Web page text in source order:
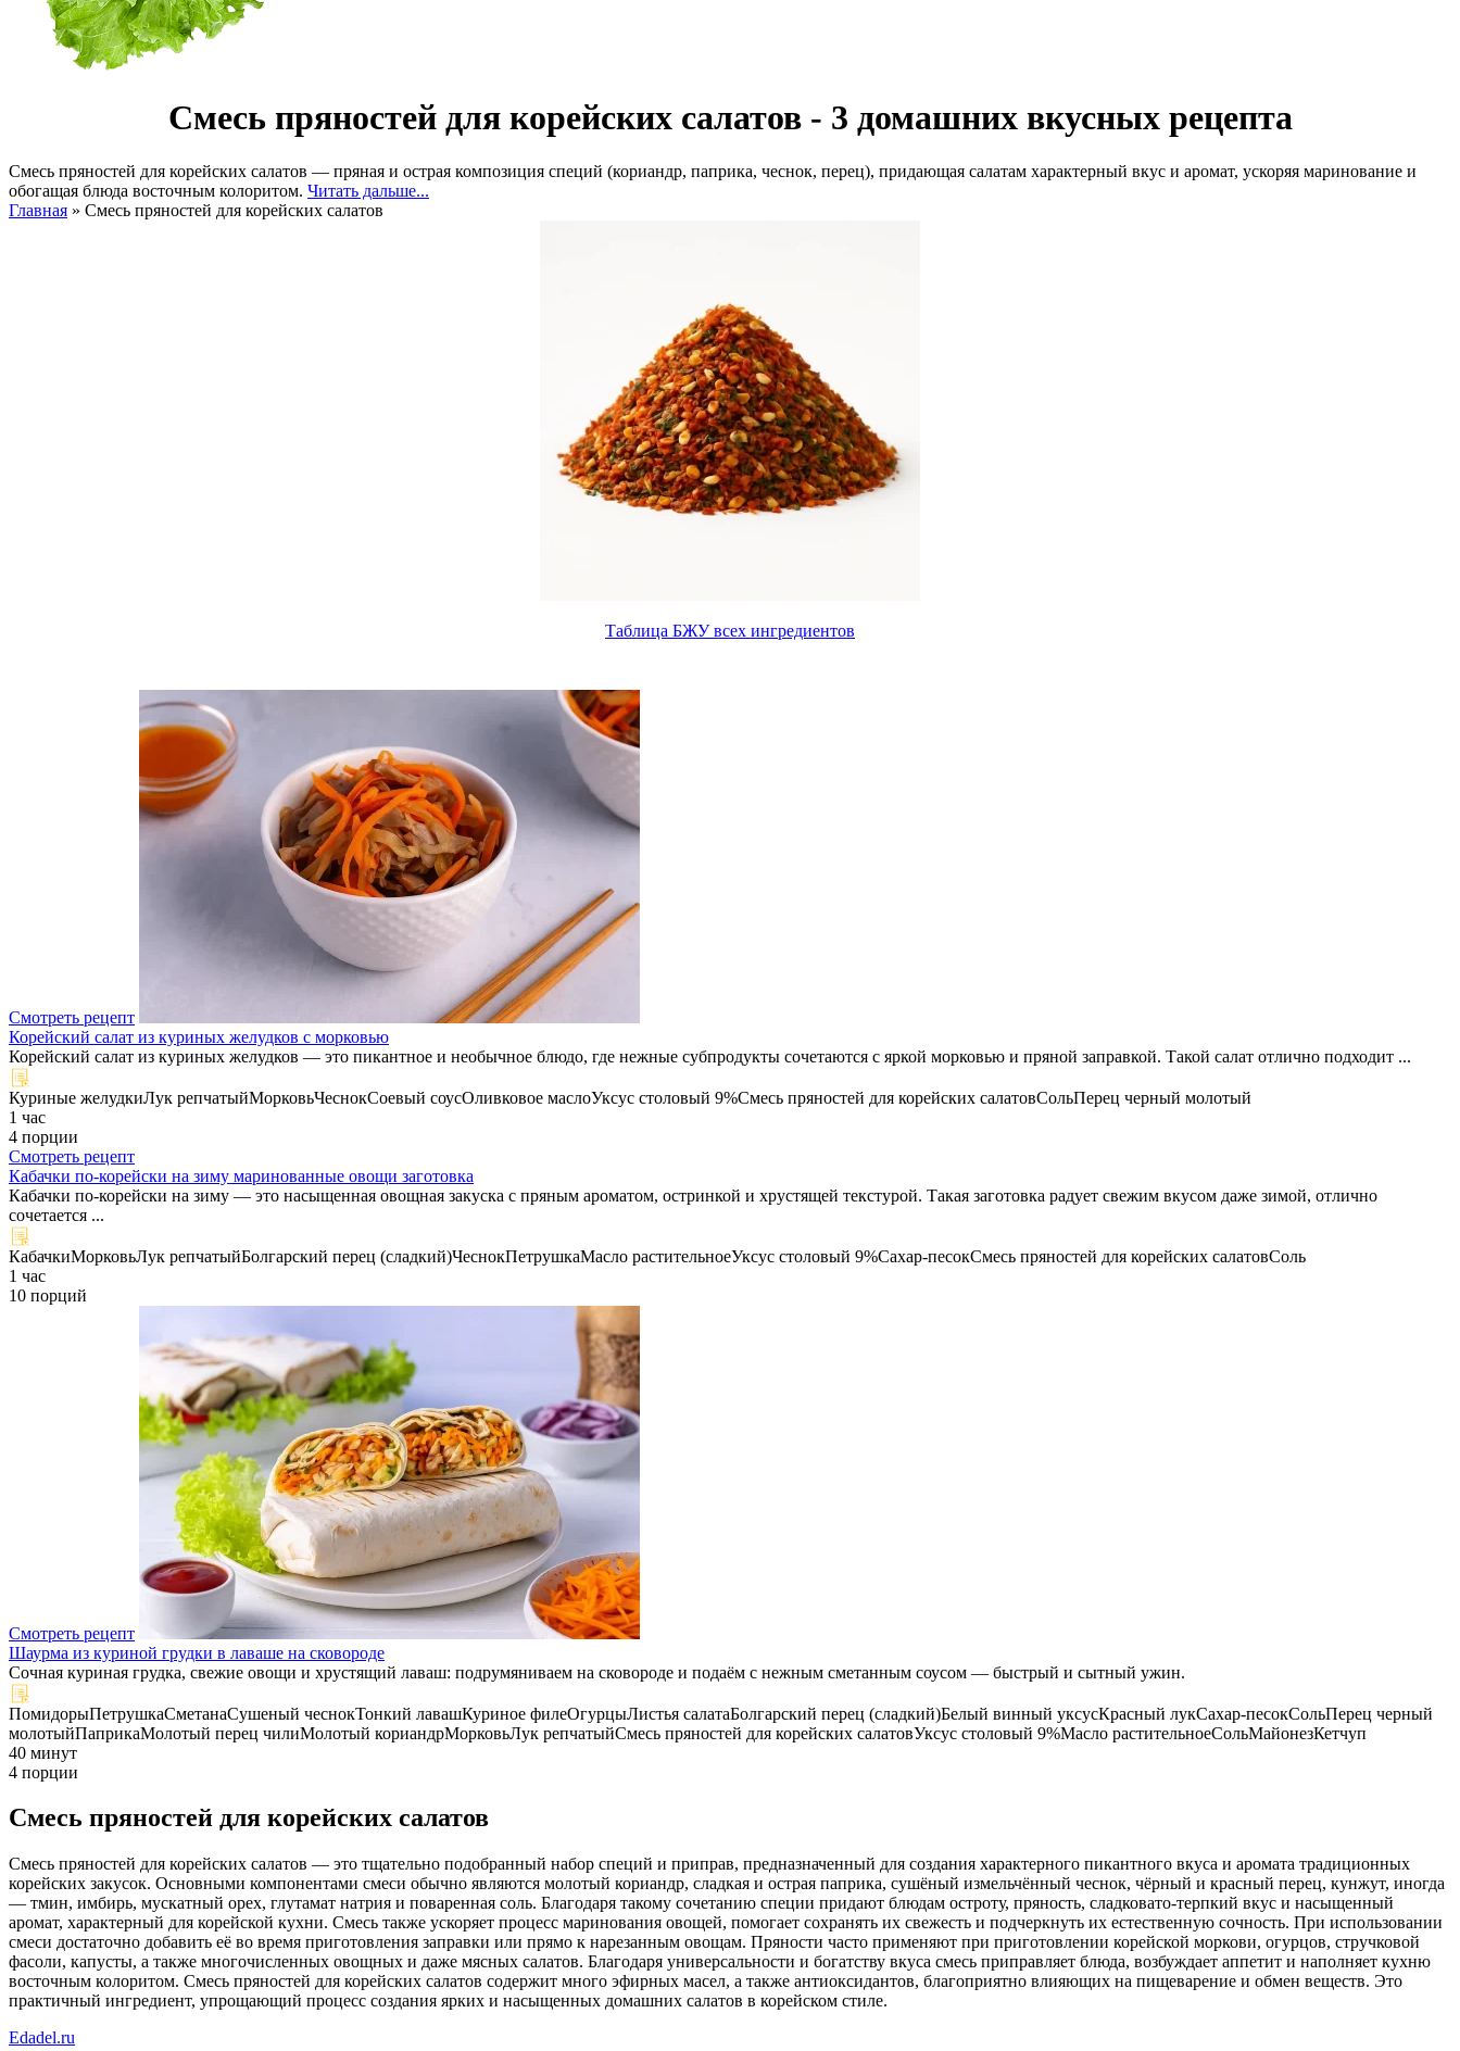
Смесь пряностей для корейских салатов - 3 домашних вкусных рецепта
Смесь пряностей для корейских салатов — пряная и острая композиция специй (кориандр, паприка, чеснок, перец), придающая салатам характерный вкус и аромат, ускоряя маринование и
обогащая блюда восточным колоритом. Читать дальше...
Главная » Смесь пряностей для корейских салатов
Таблица БЖУ всех ингредиентов
Смотреть рецепт
Корейский салат из куриных желудков с морковью
Корейский салат из куриных желудков — это пикантное и необычное блюдо, где нежные субпродукты сочетаются с яркой морковью и пряной заправкой. Такой салат отлично подходит ...
Куриные желудкиЛук репчатыйМорковьЧеснокСоевый соусОливковое маслоУксус столовый 9%Смесь пряностей для корейских салатовСольПерец черный молотый
1 час
4 порции
Смотреть рецепт
Кабачки по-корейски на зиму маринованные овощи заготовка
Кабачки по-корейски на зиму — это насыщенная овощная закуска с пряным ароматом, остринкой и хрустящей текстурой. Такая заготовка радует свежим вкусом даже зимой, отлично
сочетается ...
КабачкиМорковьЛук репчатыйБолгарский перец (сладкий)ЧеснокПетрушкаМасло растительноеУксус столовый 9%Сахар-песокСмесь пряностей для корейских салатовСоль
1 час
10 порций
Смотреть рецепт
Шаурма из куриной грудки в лаваше на сковороде
Сочная куриная грудка, свежие овощи и хрустящий лаваш: подрумяниваем на сковороде и подаём с нежным сметанным соусом — быстрый и сытный ужин.
ПомидорыПетрушкаСметанаСушеный чеснокТонкий лавашКуриное филеОгурцыЛистья салатаБолгарский перец (сладкий)Белый винный уксусКрасный лукСахар-песокСольПерец черный
молотыйПаприкаМолотый перец чилиМолотый кориандрМорковьЛук репчатыйСмесь пряностей для корейских салатовУксус столовый 9%Масло растительноеСольМайонезКетчуп
40 минут
4 порции
Смесь пряностей для корейских салатов
Смесь пряностей для корейских салатов — это тщательно подобранный набор специй и приправ, предназначенный для создания характерного пикантного вкуса и аромата традиционных
корейских закусок. Основными компонентами смеси обычно являются молотый кориандр, сладкая и острая паприка, сушёный измельчённый чеснок, чёрный и красный перец, кунжут, иногда
— тмин, имбирь, мускатный орех, глутамат натрия и поваренная соль. Благодаря такому сочетанию специи придают блюдам остроту, пряность, сладковато-терпкий вкус и насыщенный
аромат, характерный для корейской кухни. Смесь также ускоряет процесс маринования овощей, помогает сохранять их свежесть и подчеркнуть их естественную сочность. При использовании
смеси достаточно добавить её во время приготовления заправки или прямо к нарезанным овощам. Пряности часто применяют при приготовлении корейской моркови, огурцов, стручковой
фасоли, капусты, а также многочисленных овощных и даже мясных салатов. Благодаря универсальности и богатству вкуса смесь приправляет блюда, возбуждает аппетит и наполняет кухню
восточным колоритом. Смесь пряностей для корейских салатов содержит много эфирных масел, а также антиоксидантов, благоприятно влияющих на пищеварение и обмен веществ. Это
практичный ингредиент, упрощающий процесс создания ярких и насыщенных домашних салатов в корейском стиле.
Edadel.ru